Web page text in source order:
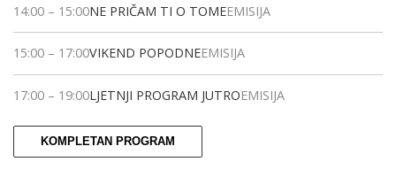
14:00 – 15:00NE PRIČAM TI O TOMEEMISIJA
15:00 – 17:00VIKEND POPODNEEMISIJA
17:00 – 19:00LJETNJI PROGRAM JUTROEMISIJA
KOMPLETAN PROGRAM